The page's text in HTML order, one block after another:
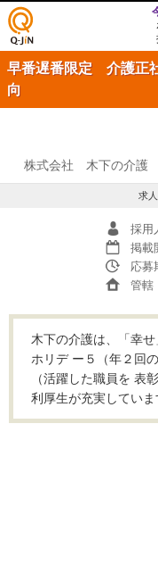
仕事
探し
の求
早番遅番限定 介護正
向
株式会社 木下の介護
求
採用
掲載
応募
管轄
木下の介護は、「幸
ホリデ ー５（年２回
（活躍した職員を 表
利厚生が充実していま